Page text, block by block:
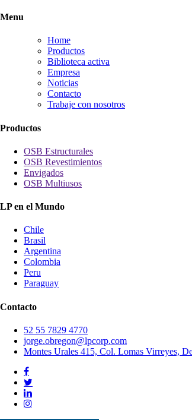
Menu
Home
Productos
Biblioteca activa
Empresa
Noticias
Contacto
Trabaje con nosotros
Productos
OSB Estructurales
OSB Revestimientos
Envigados
OSB Multiusos
LP en el Mundo
Chile
Brasil
Argentina
Colombia
Peru
Paraguay
Contacto
52 55 7829 4770
jorge.obregon@lpcorp.com
Montes Urales 415, Col. Lomas Virreyes,